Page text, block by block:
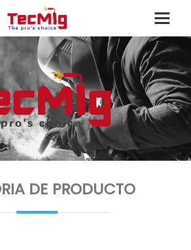
DE PRODUCTO